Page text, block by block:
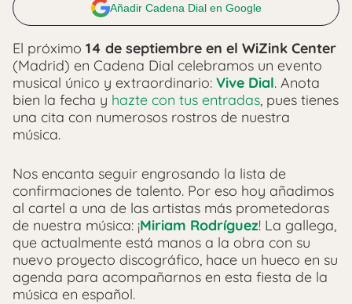
Añadir Cadena Dial en Google
El próximo 14 de septiembre en el WiZink Center
(Madrid) en Cadena Dial celebramos un evento
musical único y extraordinario: Vive Dial. Anota
bien la fecha y hazte con tus entradas, pues tienes
una cita con numerosos rostros de nuestra
música.
Nos encanta seguir engrosando la lista de
confirmaciones de talento. Por eso hoy añadimos
al cartel a una de las artistas más prometedoras
de nuestra música: ¡Miriam Rodríguez! La gallega,
que actualmente está manos a la obra con su
nuevo proyecto discográfico, hace un hueco en su
agenda para acompañarnos en esta fiesta de la
música en español.